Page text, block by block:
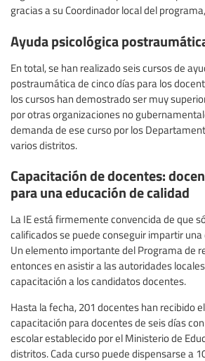
gracias a su Coordinador local del
Ayuda psicológica
En total, se han realizado seis cursos de
postraumática de cinco días para los
los cursos han demostrado ser muy
por otras organizaciones no
demanda de ese curso por los
varios distritos.
Capacitación de docentes:
para una educación de calidad
La IE está firmemente convencida de que
calificados se puede conseguir impartir
Un elemento importante del Programa de
entonces en asistir a las autoridades
capacitación a los candidatos docentes.
Hasta la fecha, 201 docentes han recibido
capacitación para docentes de seis días
escolar establecido por el Ministerio de
distritos. Cada curso puede dispensarse a